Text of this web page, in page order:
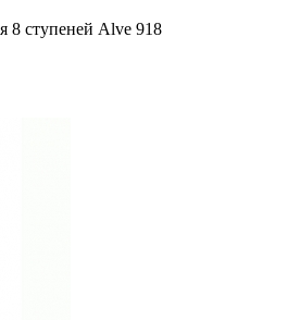
8 ступеней Alve 918